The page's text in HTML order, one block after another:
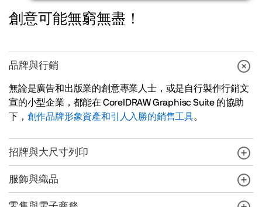
創意可能無窮無盡！
品牌與行銷
無論是廣告和出版業的創意專業人士，或是自行製作行銷文
宣的小型企業，都能在 CorelDRAW Graphisc Suite 的協助
下， 創作品牌形象資產和引人入勝的銷售工具。
招牌與大尺寸列印
服飾與織品